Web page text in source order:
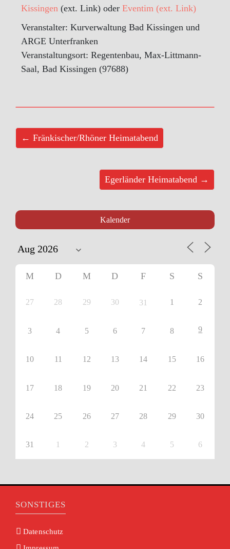
Kissingen (ext. Link) oder Eventim (ext. Link)
Veranstalter: Kurverwaltung Bad Kissingen und
ARGE Unterfranken
Veranstaltungsort: Regentenbau, Max-Littmann-
Saal, Bad Kissingen (97688)
← Fränkischer/Rhöner Heimatabend
Egerländer Heimatabend →
Kalender
M D M D F S S
27 28 29 30 31 1 2
3 4 5 6 7 8 9
10 11 12 13 14 15 16
17 18 19 20 21 22 23
24 25 26 27 28 29 30
31 1 2 3 4 5 6
SONSTIGES
Datenschutz